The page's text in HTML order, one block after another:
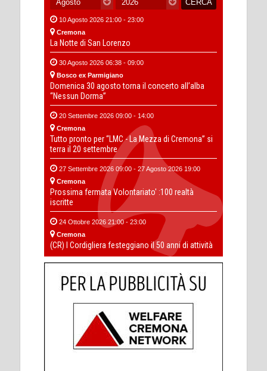
10 Agosto 2026 21:00 - 23:00
Cremona
La Notte di San Lorenzo
30 Agosto 2026 06:38 - 09:00
Bosco ex Parmigiano
Domenica 30 agosto torna il concerto all’alba
“Nessun Dorma”
20 Settembre 2026 09:00 - 14:00
Cremona
Tutto pronto per “LMC - La Mezza di Cremona” si
terra il 20 settembre
27 Settembre 2026 09:00 - 27 Agosto 2026 19:00
Cremona
Prossima fermata Volontariato' :100 realtà
iscritte
24 Ottobre 2026 21:00 - 23:00
Cremona
(CR) I Cordigliera festeggiano il 50 anni di attività